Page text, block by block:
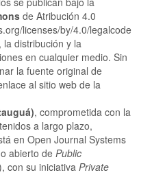
de Atribución 4.0
licenses/by/4.0/legalcode
distribución y la
en cualquier medio. Sin
la fuente original de
al sitio web de la
, comprometida con la
a largo plazo,
en Open Journal Systems
abierto de Public
con su iniciativaPrivate